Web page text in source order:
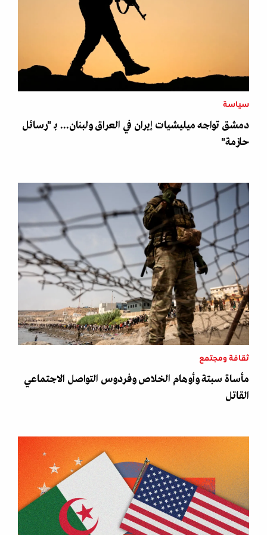
سياسة
دمشق تواجه ميليشيات إيران في العراق ولبنان... بـ "رسائل
حازمة"
ثقافة ومجتمع
مأساة سبتة وأوهام الخلاص وفردوس التواصل الاجتماعي
القاتل